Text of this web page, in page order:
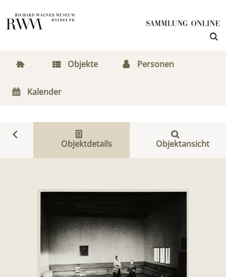
Objekte Personen
Kalender
Objektdetails Objektansicht